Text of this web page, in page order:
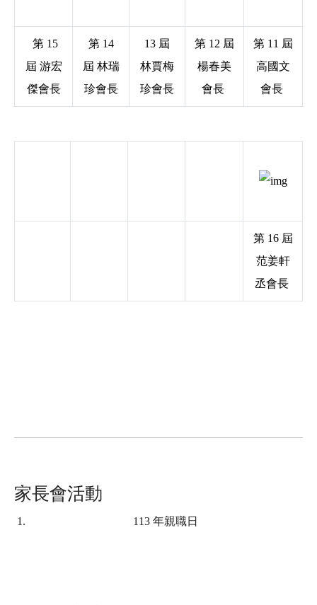
第 15
屆 游宏
傑會長
第 14
屆 林瑞
珍會長
13 屆
林賈梅
珍會長
第 12 屆
楊春美
會長
第 11 屆
高國文
會長
第 16 屆
范姜軒
丞會長
家長會活動
113 年親職日